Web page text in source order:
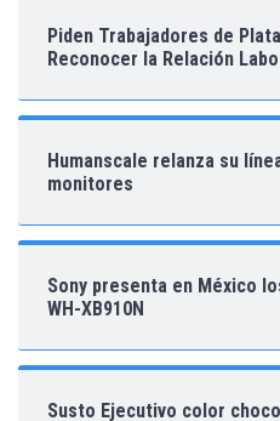
Piden Trabajadores de
Reconocer la Relación
Humanscale relanza su
monitores
Sony presenta en México
WH-XB910N
Susto Ejecutivo color